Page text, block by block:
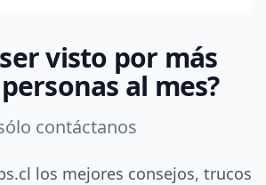
visto por más
al mes?
contáctanos
los mejores consejos, trucos